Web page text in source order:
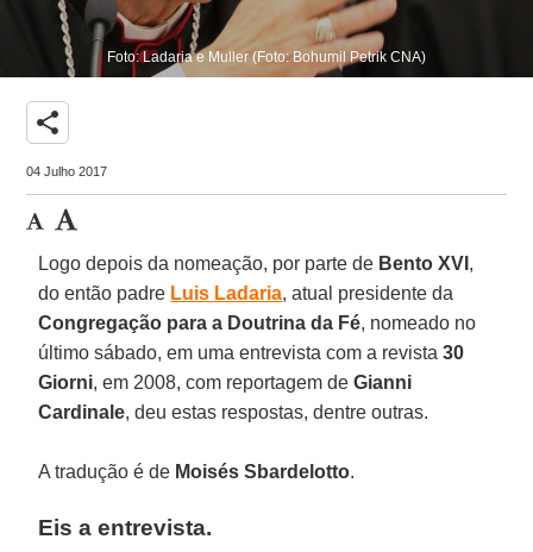
Foto: Ladaria e Muller (Foto: Bohumil Petrik CNA)
share
04 Julho 2017
Logo depois da nomeação, por parte de Bento XVI ,
do então padre Luis Ladaria, atual presidente da
Congregação para a Doutrina da Fé, nomeado no
último sábado, em uma entrevista com a revista30
Giorni, em 2008, com reportagem deGianni
Cardinale, deu estas respostas, dentre outras.
A tradução é de Moisés Sbardelotto.
Eis a entrevista.